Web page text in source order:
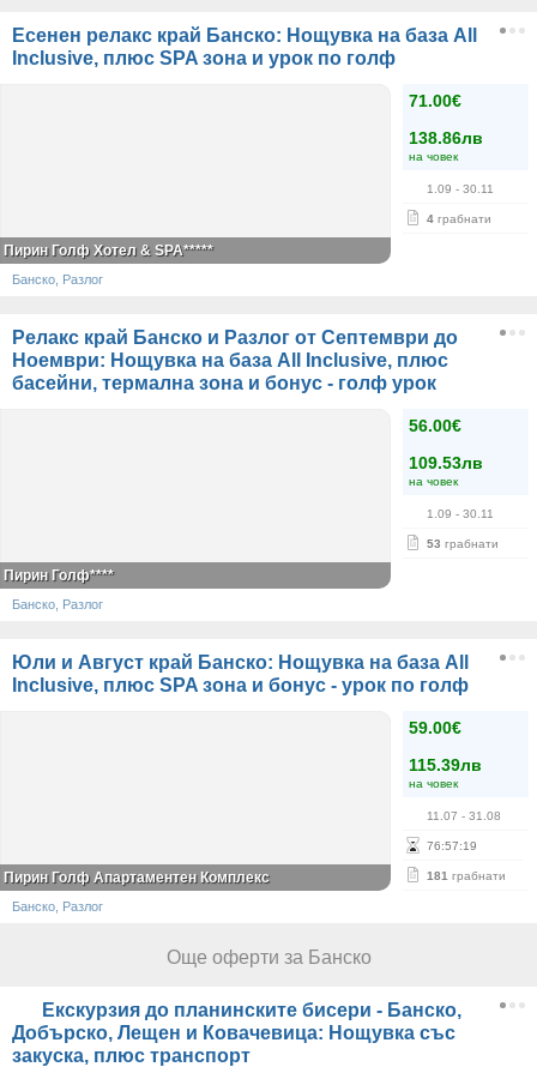
Есенен релакс край Банско: Нощувка на база All
Inclusive, плюс SPA зона и урок по голф
71.00€
138.86лв
на човек
1.09 - 30.11
4 грабнати
Пирин Голф Хотел & SPA*****
Банско, Разлог
Релакс край Банско и Разлог от Септември до
Ноември: Нощувка на база All Inclusive, плюс
басейни, термална зона и бонус - голф урок
56.00€
109.53лв
на човек
1.09 - 30.11
53 грабнати
Пирин Голф****
Банско, Разлог
Юли и Август край Банско: Нощувка на база All
Inclusive, плюс SPA зона и бонус - урок по голф
59.00€
115.39лв
на човек
11.07 - 31.08
76:57:19
181 грабнати
Пирин Голф Апартаментен Комплекс
Банско, Разлог
Още оферти за Банско
Екскурзия до планинските бисери - Банско,
Добърско, Лещен и Ковачевица: Нощувка със
закуска, плюс транспорт